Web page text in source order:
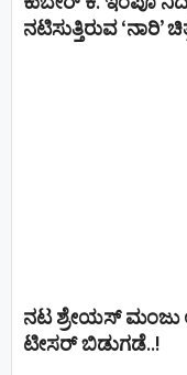
ನಟಿಸುತ್ತಿರುವ ‘ನಾರಿ’
ನಟ ಶ್ರೇಯಸ್ ಮಂಜು
ಟೀಸರ್ ಬಿಡುಗಡೆ..!